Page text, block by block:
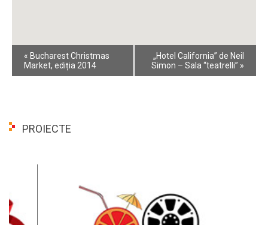
Event
Navigation
« Bucharest Christmas
Market, ediția 2014
„Hotel California” de Neil
Simon – Sala “teatrelli” »
PROIECTE